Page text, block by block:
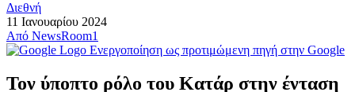
Διεθνή
11 Ιανουαρίου 2024
Από NewsRoom1
Ενεργοποίηση ως προτιμώμενη πηγή στην Google
Τον ύποπτο ρόλο του Κατάρ στην ένταση